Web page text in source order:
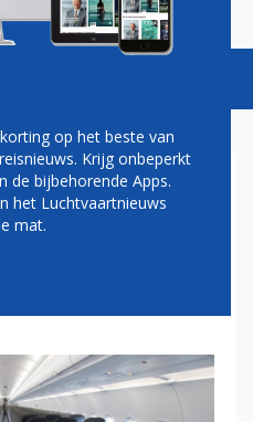
TOCH DE
DAT
op het beste van
Krijg onbeperkt
de bijbehorende Apps.
het Luchtvaartnieuws
mat.